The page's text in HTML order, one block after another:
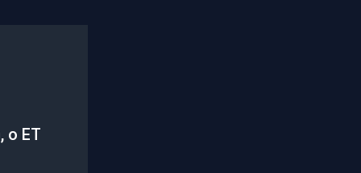
o ET